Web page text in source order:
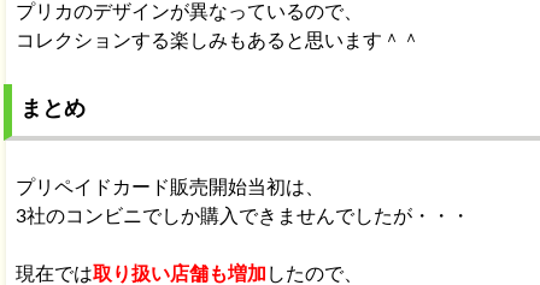
プリカのデザインが異なっているので、
コレクションする楽しみもあると思います＾＾
まとめ
プリペイドカード販売開始当初は、
3社のコンビニでしか購入できませんでしたが・・・
現在では取り扱い店舗も増加 したので、